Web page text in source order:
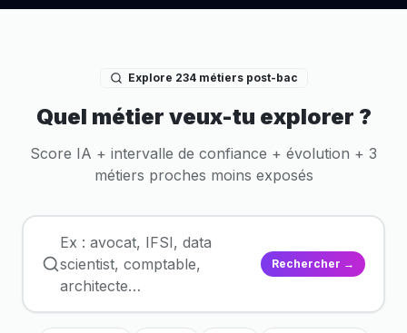
Explore 234 métiers post-bac
Quel métier veux-tu explorer ?
Score IA + intervalle de confiance + évolution + 3
métiers proches moins exposés
Ex : avocat, IFSI, data
scientist, comptable,
architecte…
Rechercher →